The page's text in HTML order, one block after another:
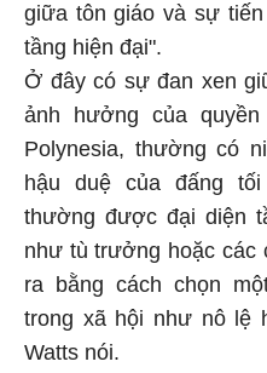
giữa tôn giáo và sự
tầng hiện đại".
Ở đây có sự đan xen
ảnh hưởng của
Polynesia, thường có
hậu duệ của đấng
thường được đại diện
như tù trưởng hoặc các
ra bằng cách chọn
trong xã hội như nô lệ
Watts nói.